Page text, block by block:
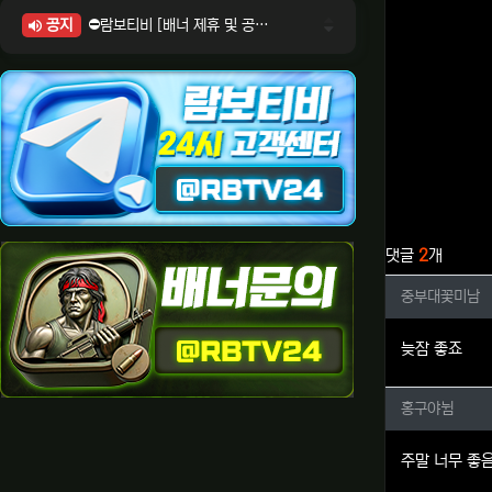
댓글 2개
중부대
중부대꽃미남
늦잠 좋죠
홍구야
홍구야뉨
주말 너무 좋
공지
⛔람보티비 [배너 제휴 및 공식 입점 문의 안내]
⛔람보티비 [정회원 등급UP! 안내사항]
⛔람보티비 [채팅방 이용시 주의사항]
⛔람보티비 [공식보증업체 안내]